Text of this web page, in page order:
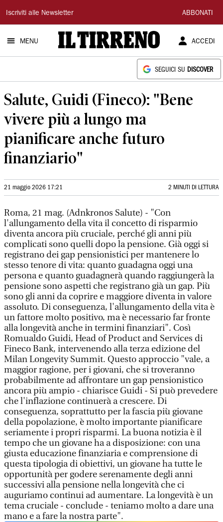
Il
Tirreno
Iscriviti alle Newsletter ABBONATI
MENU ACCEDI
SEGUICI SU DISCOVER
Salute, Guidi (Fineco): "Bene
vivere più a lungo ma
pianificare anche futuro
finanziario"
21 maggio 2026 17:21 2 MINUTI DI LETTURA
Roma, 21 mag. (Adnkronos Salute) - "Con
l'allungamento della vita il concetto di risparmio
diventa ancora più cruciale, perché gli anni più
complicati sono quelli dopo la pensione. Già oggi si
registrano dei gap pensionistici per mantenere lo
stesso tenore di vita: quanto guadagna oggi una
persona e quanto guadagnerà quando raggiungerà la
pensione sono aspetti che registrano già un gap. Più
sono gli anni da coprire e maggiore diventa in valore
assoluto. Di conseguenza, l'allungamento della vita è
un fattore molto positivo, ma è necessario far fronte
alla longevità anche in termini finanziari". Così
Romualdo Guidi, Head of Product and Services di
Fineco Bank, intervenendo alla terza edizione del
Milan Longevity Summit. Questo approccio "vale, a
maggior ragione, per i giovani, che si troveranno
probabilmente ad affrontare un gap pensionistico
ancora più ampio - chiarisce Guidi - Si può prevedere
che l'inflazione continuerà a crescere. Di
conseguenza, soprattutto per la fascia più giovane
della popolazione, è molto importante pianificare
seriamente i propri risparmi. La buona notizia è il
tempo che un giovane ha a disposizione: con una
giusta educazione finanziaria e comprensione di
questa tipologia di obiettivi, un giovane ha tutte le
opportunità per godere serenamente degli anni
successivi alla pensione nella longevità che ci
auguriamo continui ad aumentare. La longevità è un
tema cruciale - conclude - teniamo molto a dare una
mano e a fare la nostra parte".